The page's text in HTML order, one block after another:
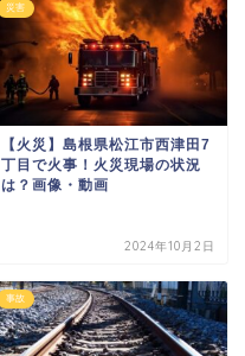
災害
【火災】島根県松江市西津田7
丁目で火事！火災現場の状況
は？画像・動画
2024年10月2日
事故